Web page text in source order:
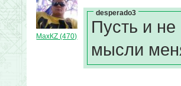
МахКZ (470)
desperado3
Пусть и
мысли